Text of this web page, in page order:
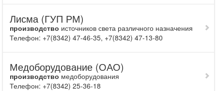
Лисма (ГУП РМ)
производство источников света различного назначения
Телефон: +7(8342) 47-46-35, +7(8342) 47-13-80
Медоборудование (ОАО)
производство медоборудования
Телефон: +7(8342) 25-36-18